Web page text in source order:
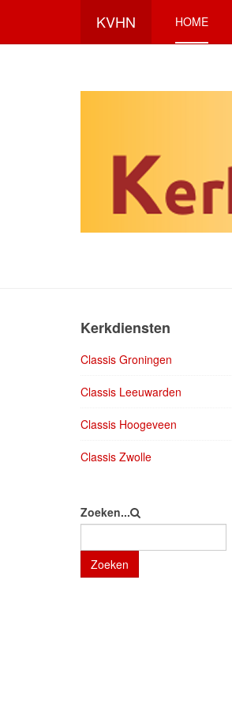
KVHN HOME
Kerkdiensten
Classis Groningen
Classis Leeuwarden
Classis Hoogeveen
Classis Zwolle
Zoeken...
Zoeken